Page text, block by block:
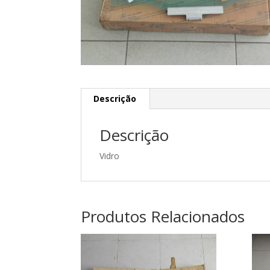
Descrição
Descrição
Vidro
Produtos Relacionados